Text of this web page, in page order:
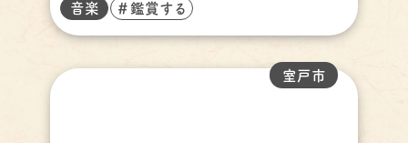
音楽 ＃鑑賞する
室戸市